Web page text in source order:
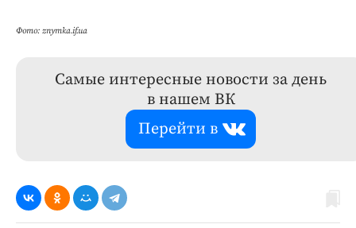
Фото: znymka.if.ua
Самые интересные новости за день
в нашем ВК
Перейти в